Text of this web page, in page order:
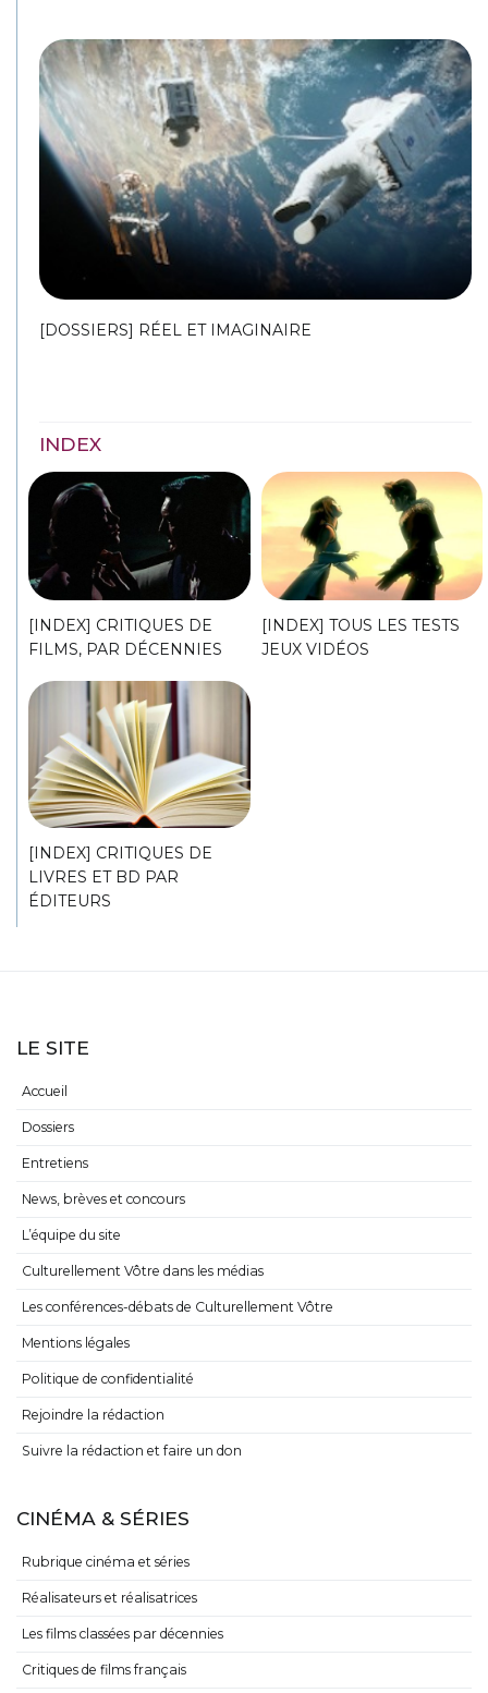
[DOSSIERS] RÉEL ET IMAGINAIRE
INDEX
[INDEX] CRITIQUES DE
FILMS, PAR DÉCENNIES
[INDEX] TOUS LES TESTS
JEUX VIDÉOS
[INDEX] CRITIQUES DE
LIVRES ET BD PAR
ÉDITEURS
LE SITE
Accueil
Dossiers
Entretiens
News, brèves et concours
L’équipe du site
Culturellement Vôtre dans les médias
Les conférences-débats de Culturellement Vôtre
Mentions légales
Politique de confidentialité
Rejoindre la rédaction
Suivre la rédaction et faire un don
CINÉMA & SÉRIES
Rubrique cinéma et séries
Réalisateurs et réalisatrices
Les films classées par décennies
Critiques de films français